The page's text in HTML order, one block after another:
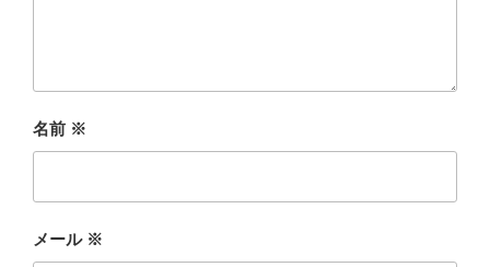
名前 ※
メール ※